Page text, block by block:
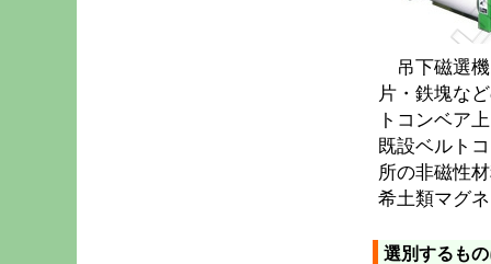
吊下磁選機
片・鉄塊な
トコンベア
既設ベルト
所の非磁性
希土類マグ
選別するも